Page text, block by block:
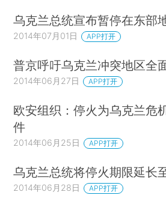
乌克兰总统宣布暂停在东部
2014年07月01日 APP打开
普京呼吁乌克兰冲突地区全
2014年06月27日 APP打开
欧安组织：停火为乌克兰危
件
2014年06月25日 APP打开
乌克兰总统将停火期限延长
2014年06月28日 APP打开